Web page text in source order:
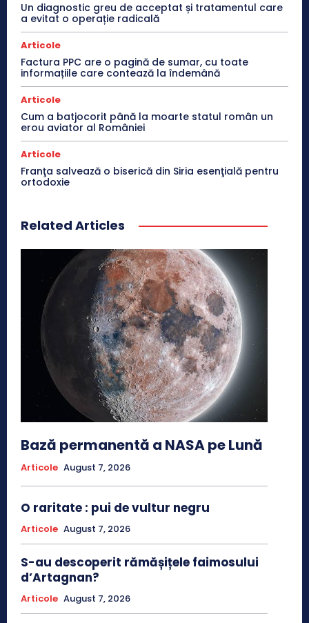
Un diagnostic greu de acceptat și tratamentul care
a evitat o operație radicală
Articole
Factura PPC are o pagină de sumar, cu toate
informațiile care contează la îndemână
Articole
Cum a batjocorit până la moarte statul român un
erou aviator al României
Articole
Franţa salvează o biserică din Siria esenţială pentru
ortodoxie
Related Articles
Bază permanentă a NASA pe Lună
Articole August 7, 2026
O raritate : pui de vultur negru
Articole August 7, 2026
S-au descoperit rămășițele faimosului
d’Artagnan?
Articole August 7, 2026